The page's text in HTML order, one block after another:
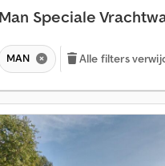
Man Speciale
MAN Alle filters